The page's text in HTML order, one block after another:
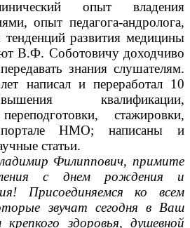
опыт владения
опыт педагога-андролога,
тенденций развития медицины
В.Ф. Соботовичу доходчиво
знания слушателям.
написал и переработал 10
квалификации,
стажировки,
НМО; написаны и
статьи.
Филиппович, примите
с днем рождения и
Присоединяемся ко всем
звучат сегодня в Ваш
здоровья, душевной